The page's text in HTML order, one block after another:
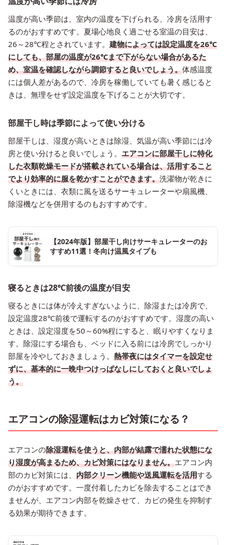
温度が高い季節は、室内の温度を下げられる、冷房を活用す
るのがおすすめです。夏場心地良く過ごせる室温の目安は、
26～28℃程とされています。 建物によっては設定温度を26℃
にしても、部屋の温度が26℃まで下がらない場合があるた
め、室温を確認しながら調節すると良いでしょう。体感温度
には個人差があるので、冷房を稼働していても暑く感じると
きは、無理をせず設定温度を下げることが大切です。
部屋干し時は季節によって使い分ける
部屋干しは、湿度が高いときは除湿、気温が高い季節には冷
房と使い分けると良いでしょう。 エアコンに部屋干しに特化
した衣類乾燥モードが搭載されている場合は、活用すること
でより効率的に服を乾かすことができます。洗濯物が乾きに
くいときには、衣類に風を送るサーキュレーターや扇風機、
除湿機などを併用するのもおすすめです。
【2024年版】部屋干し向けサーキュレーターのお
すすめ11選！冬向け温風タイプも
寝るときは28℃前後の温度が目安
寝るときには体が冷えすぎないように、除湿または冷房で、
設定温度28℃前後で運転するのがおすすめです。湿度の高い
ときは、設定湿度を50～60%程にすると、眠りやすくなりま
す。除湿にする場合も、ベッドに入る前には冷房でしっかり
部屋を冷やしておきましょう。 熱帯夜にはタイマーを設定せ
ずに、基本的に一晩中つけっぱなしにしておくと良いでしょ
う。
エアコンの除湿運転はカビ対策になる？
エアコンの除湿運転を使うと、内部が結露で濡れた状態にな
り湿度が高まるため、カビ対策にはなりません。エアコン内
部のカビ対策には、 内部クリーン機能や送風運転を活用する
のがおすすめです。一度付着したカビを除去することはでき
ませんが、エアコン内部を乾燥させて、カビの発生を抑制す
る効果が期待できます。